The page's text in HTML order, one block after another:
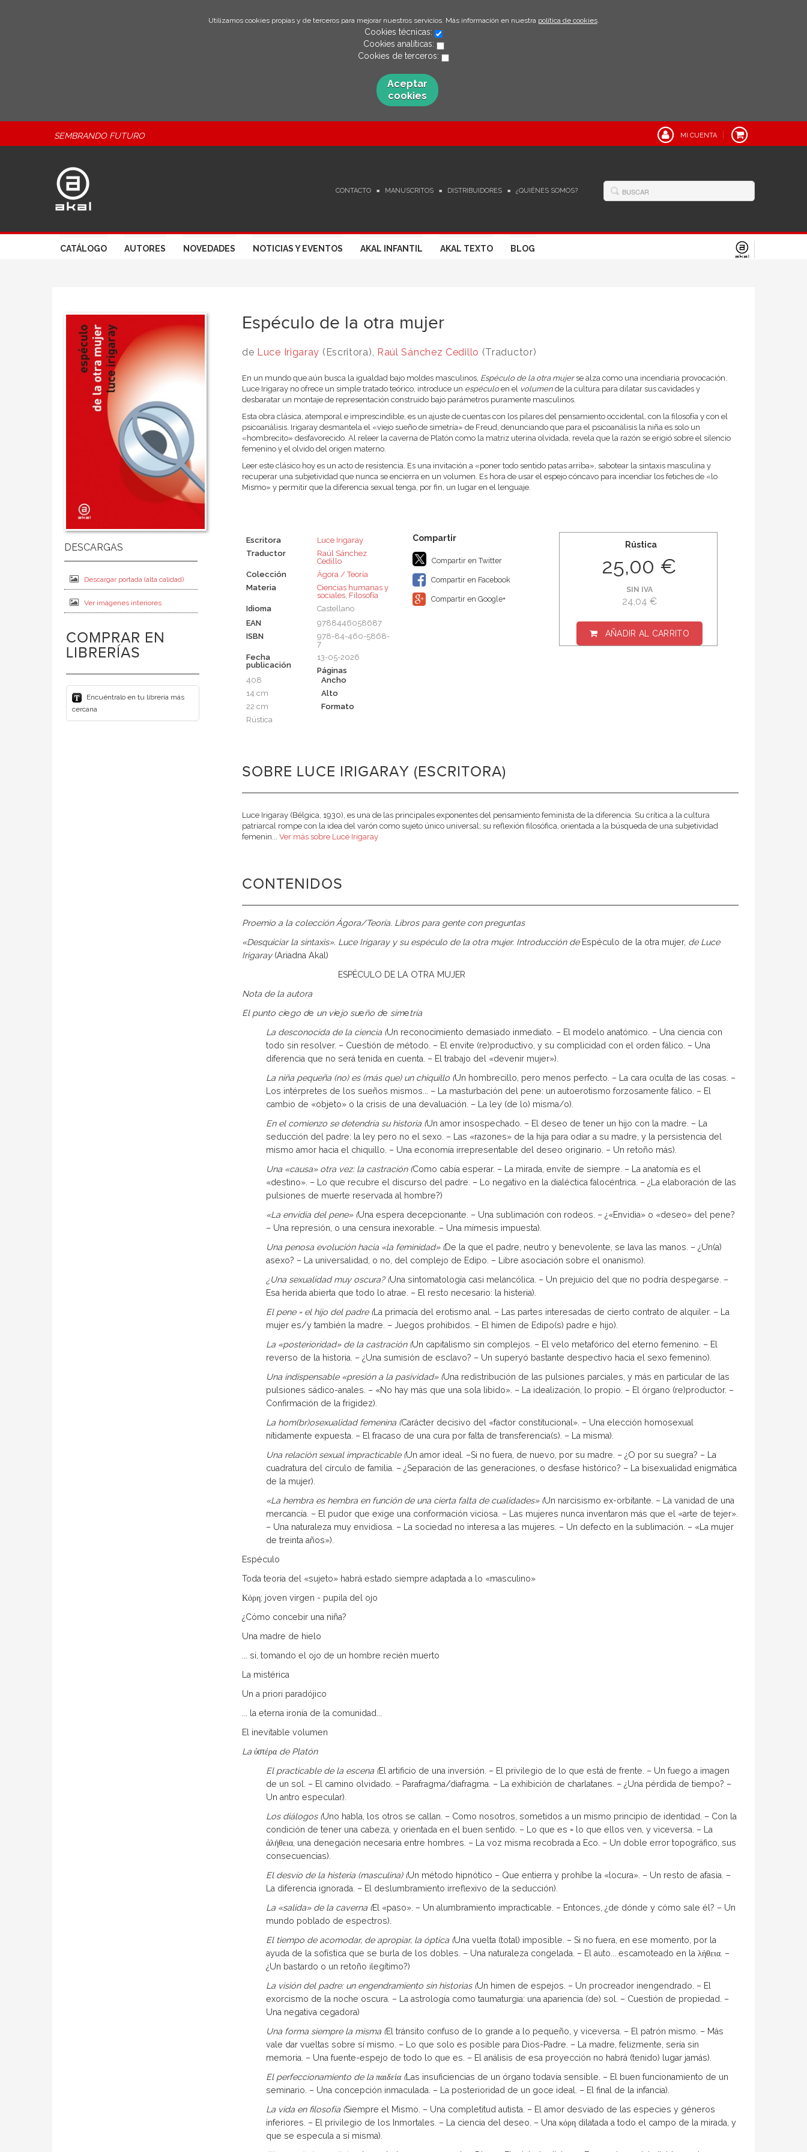
Utilizamos cookies propias y de terceros para mejorar nuestros servicios. Más información en nuestra política de cookies.
Cookies técnicas:
Cookies analíticas:
Cookies de terceros:
Aceptar
cookies
SEMBRANDO FUTURO MI CUENTA
CONTACTO MANUSCRITOS DISTRIBUIDORES ¿QUIÉNES SOMOS?
CATÁLOGO AUTORES NOVEDADES NOTICIAS Y EVENTOS AKAL INFANTIL AKAL TEXTO BLOG
Descargar portada (alta calidad)
Ver imágenes interiores
COMPRAR EN
LIBRERÍAS
Encuéntralo en tu librería más
cercana
Espéculo de la otra mujer
de Luce Irigaray (Escritora), Raúl Sánchez Cedillo (Traductor)
En un mundo que aún busca la igualdad bajo moldes masculinos, Espéculo de la otra mujerse alza como una incendiaria provocación.
Luce Irigaray no ofrece un simple tratado teórico, introduce un espéculoen el volumen de la cultura para dilatar sus cavidades y
desbaratar un montaje de representación construido bajo parámetros puramente masculinos.
Esta obra clásica, atemporal e imprescindible, es un ajuste de cuentas con los pilares del pensamiento occidental, con la filosofía y con el
psicoanálisis. Irigaray desmantela el «viejo sueño de simetría» de Freud, denunciando que para el psicoanálisis la niña es solo un
«hombrecito» desfavorecido. Al releer la caverna de Platón como la matriz uterina olvidada, revela que la razón se erigió sobre el silencio
femenino y el olvido del origen materno.
Leer este clásico hoy es un acto de resistencia. Es una invitación a «poner todo sentido patas arriba», sabotear la sintaxis masculina y
recuperar una subjetividad que nunca se encierra en un volumen. Es hora de usar el espejo cóncavo para incendiar los fetiches de «lo
Mismo» y permitir que la diferencia sexual tenga, por fin, un lugar en el lenguaje.
Escritora
Luce Irigaray
Traductor
Raúl Sánchez
Cedillo
Colección
Ágora / Teoría
Materia
Ciencias humanas y
sociales, Filosofía
Idioma
Castellano
EAN
9788446058687
ISBN
978-84-460-5868-
7
Fecha
publicación
13-05-2026
Páginas
408
Ancho
14 cm
Alto
22 cm
Formato
Rústica
Compartir en Twitter
Compartir en Facebook
Compartir en Google+
Rústica
25,00 €
SIN IVA
24,04 €
AÑADIR AL CARRITO
SOBRE LUCE IRIGARAY (ESCRITORA)
Luce Irigaray (Bélgica, 1930), es una de las principales exponentes del pensamiento feminista de la diferencia. Su crítica a la cultura
patriarcal rompe con la idea del varón como sujeto único universal; su reflexión filosófica, orientada a la búsqueda de una subjetividad
femenin... Ver más sobre Luce Irigaray
CONTENIDOS
Proemio a la colección Ágora/Teoría. Libros para gente con preguntas
«Desquiciar la sintaxis». Luce Irigaray y su espéculo de la otra mujer. Introducción de Espéculo de la otra mujer, de Luce
Irigaray (Ariadna Akal)
ESPÉCULO DE LA OTRA MUJER
Nota de la autora
El punto ciego de un viejo sueño de simetría
La desconocida de la ciencia (Un reconocimiento demasiado inmediato. – El modelo anatómico. – Una ciencia con
todo sin resolver. – Cues­tión de método. – El envite (re)productivo, y su complici­dad con el orden fálico. – Una
diferencia que no será te­nida en cuenta. – El trabajo del «devenir mujer»).
La niña pequeña (no) es (más que) un chiquillo (Un hombrecillo, pero menos perfecto. – La cara oculta de las cosas. –
Los intérpretes de los sueños mismos... – La masturbación del pene: un autoerotismo forzosamen­te fálico. – El
cambio de «objeto» o la crisis de una deva­luación. – La ley (de lo) misma/o).
En el comienzo se detendría su historia (Un amor insospechado. – El deseo de tener un hijo con la madre. – La
seducción del padre: la ley pero no el sexo. – Las «razones» de la hija para odiar a su madre, y la persis­tencia del
mismo amor hacia el chiquillo. – Una economía irrepresentable del deseo originario. – Un retoño más).
Una «causa» otra vez: la castración (Como cabía esperar. – La mirada, envite de siempre. – La anatomía es el
«destino». – Lo que recubre el discurso del padre. – Lo negativo en la dialéctica falocéntrica. – ¿La ela­boración de las
pulsiones de muerte reservada al hombre?)
«La envidia del pene» (Una espera decepcionante. – Una sublimación con ro­deos. – ¿«Envidia» o «deseo» del pene?
– Una represión, o una censura inexorable. – Una mímesis impuesta).
Una penosa evolución hacia «la feminidad» (De la que el padre, neutro y benevolente, se lava las ma­nos. – ¿Un(a)
asexo? – La universalidad, o no, del com­plejo de Edipo. – Libre asociación sobre el onanismo).
¿Una sexualidad muy oscura? (Una sintomatología casi melancólica. – Un prejuicio del que no podría despegarse. –
Esa herida abierta que todo lo atrae. – El resto necesario: la histeria).
El pene = el hijo del padre (La primacía del erotismo anal. – Las partes interesadas de cierto contrato de alquiler. – La
mujer es/y también la madre. – Juegos prohibidos. – El himen de Edipo(s) pa­dre e hijo).
La «posterioridad» de la castración (Un capitalismo sin complejos. – El velo metafórico del eterno femenino. – El
reverso de la historia. – ¿Una sumi­sión de esclavo? – Un superyó bastante despectivo hacia el sexo femenino).
Una indispensable «presión a la pasividad» (Una redistribución de las pulsiones parciales, y más en particular de las
pulsiones sádico-anales. – «No hay más que una sola libido». – La idealización, lo propio. – El ór­gano (re)productor. –
Confirmación de la frigidez).
La hom(br)osexualidad femenina (Carácter decisivo del «factor constitucional». – Una elec­ción homosexual
nítidamente expuesta. – El fracaso de una cura por falta de transferencia(s). – La misma).
Una relación sexual impracticable (Un amor ideal. –Si no fuera, de nuevo, por su madre. – ¿O por su suegra? – La
cuadratura del círculo de familia. – ¿Separación de las generaciones, o desfase histórico? – La bisexualidad enigmática
de la mujer).
«La hembra es hembra en función de una cierta falta de cualidades» (Un narcisismo ex-orbitante. – La vanidad de una
mercan­cía. – El pudor que exige una conformación viciosa. – Las mujeres nunca inventaron más que el «arte de tejer».
– Una naturaleza muy envidiosa. – La sociedad no interesa a las mujeres. – Un defecto en la sublimación. – «La mujer
de treinta años»).
Espéculo
Toda teoría del «sujeto» habrá estado siempre adaptada a lo «masculino»
Κόρη: joven virgen - pupila del ojo
¿Cómo concebir una niña?
Una madre de hielo
... si, tomando el ojo de un hombre recién muerto
La mistérica
Un a priori paradójico
... la eterna ironía de la comunidad...
El inevitable volumen
La ὑστέρα de Platón
El practicable de la escena (El artificio de una inversión. – El privilegio de lo que está de frente. – Un fuego a imagen
de un sol. – El camino olvi­dado. – Parafragma/diafragma. – La exhibición de charla­tanes. – ¿Una pérdida de tiempo? –
Un antro especular).
Los diálogos (Uno habla, los otros se callan. – Como nosotros, sometidos a un mismo principio de identidad. – Con la
condición de tener una cabeza, y orientada en el buen sentido. – Lo que es = lo que ellos ven, y viceversa. – La
ἀλήθεια, una denega­ción necesaria entre hombres. – La voz misma recobrada a Eco. – Un doble error topográfico, sus
consecuencias).
El desvío de la histeria (masculina) (Un método hipnótico – Que entierra y prohíbe la «locura». – Un resto de afasia. –
La diferencia ignorada. – El deslum­bramiento irreflexivo de la seducción).
La «salida» de la caverna (El «paso». – Un alumbramiento impracticable. – Entonces, ¿de dónde y cómo sale él? – Un
mundo poblado de espectros).
El tiempo de acomodar, de apropiar, la óptica (Una vuelta (total) imposible. – Si no fuera, en ese momento, por la
ayuda de la sofística que se burla de los dobles. – Una naturaleza congelada. – El auto... escamoteado en la λήθεια. –
¿Un bastardo o un retoño ilegítimo?)
La visión del padre: un engendramiento sin historias (Un himen de espejos. – Un procreador inengendrado. – El
exorcismo de la noche oscura. – La astrología como taumatur­gia: una apariencia (de) sol. – Cuestión de propiedad. –
Una negativa cegadora)
Una forma siempre la misma (El tránsito confuso de lo grande a lo pequeño, y viceversa. – El patrón mismo. – Más
vale dar vueltas sobre sí mismo. – Lo que solo es posible para Dios-Padre. – La madre, fe­lizmente, sería sin
memoria. – Una fuente-espejo de todo lo que es. – El análisis de esa proyección no habrá (tenido) lu­gar jamás).
El perfeccionamiento de la παιδεία (Las insuficiencias de un órgano todavía sensible. – El buen funcionamiento de un
seminario. – Una concepción inma­culada. – La posterioridad de un goce ideal. – El final de la infancia).
La vida en filosofía (Siempre el Mismo. – Una completitud autista. – El amor des­viado de las especies y géneros
inferiores. – El privilegio de los Inmortales. – La ciencia del deseo. – Una κόρη dilatada a todo el campo de la mirada, y
que se especula a sí misma).